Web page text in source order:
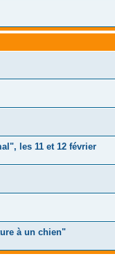
les 11 et 12 février
à un chien"